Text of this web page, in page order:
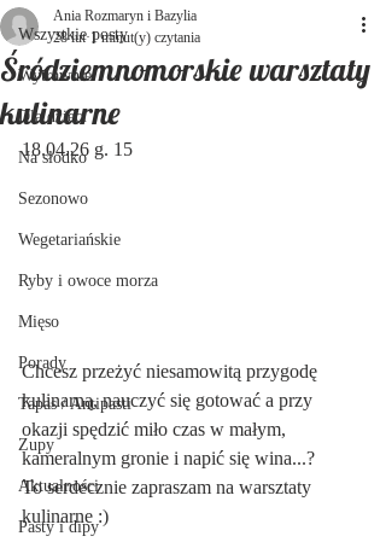
Wszystkie posty
Wytrawnie
Dla dzieci
Na słodko
Sezonowo
Wegetariańskie
Ryby i owoce morza
Mięso
Porady
Tapas / Antipasti
Zupy
Aktualności
Pasty i dipy
Śródziemnomorskie warsztaty
kulinarne
Ania Rozmaryn i Bazylia
28 lut 1 minut(y) czytania
18.04.26 g. 15
Chcesz przeżyć niesamowitą przygodę
kulinarną, nauczyć się gotować a przy
okazji spędzić miło czas w małym,
kameralnym gronie i napić się wina...?
To serdecznie zapraszam na warsztaty
kulinarne :)